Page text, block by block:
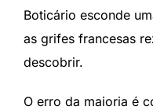
Boticário esconde
as grifes francesas
descobrir.
O erro da maioria é